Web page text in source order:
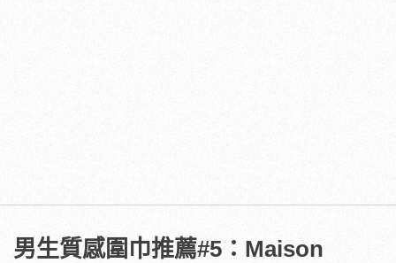
男生質感圍巾推薦#5：Maison